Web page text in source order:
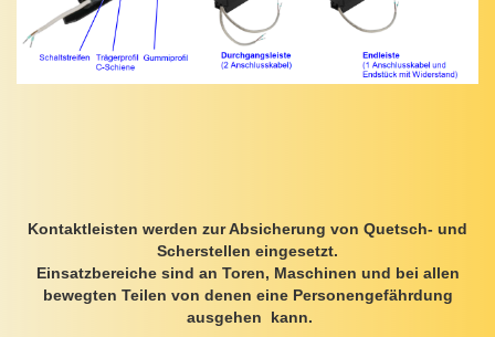
Kontaktleisten werden zur Absicherung von Quetsch- und
Scherstellen eingesetzt.
Einsatzbereiche sind an Toren, Maschinen und bei allen
bewegten Teilen von denen eine Personengefährdung
ausgehen kann.